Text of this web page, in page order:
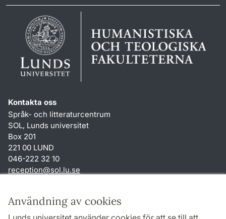
Användning av cookies
Kontakta oss
Språk- och litteraturcentrum
SOL, Lunds universitet
Box 201
221 00 LUND
046-222 32 10
reception@sol.lu.se
Genvägar
Om webbplatsen och cookies